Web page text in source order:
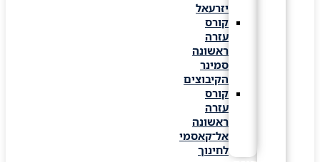
יזרעאל
קורס
עזרה
ראשונה
סמינר
הקיבוצים
קורס
עזרה
ראשונה
אל־קאסמי
לחינוך